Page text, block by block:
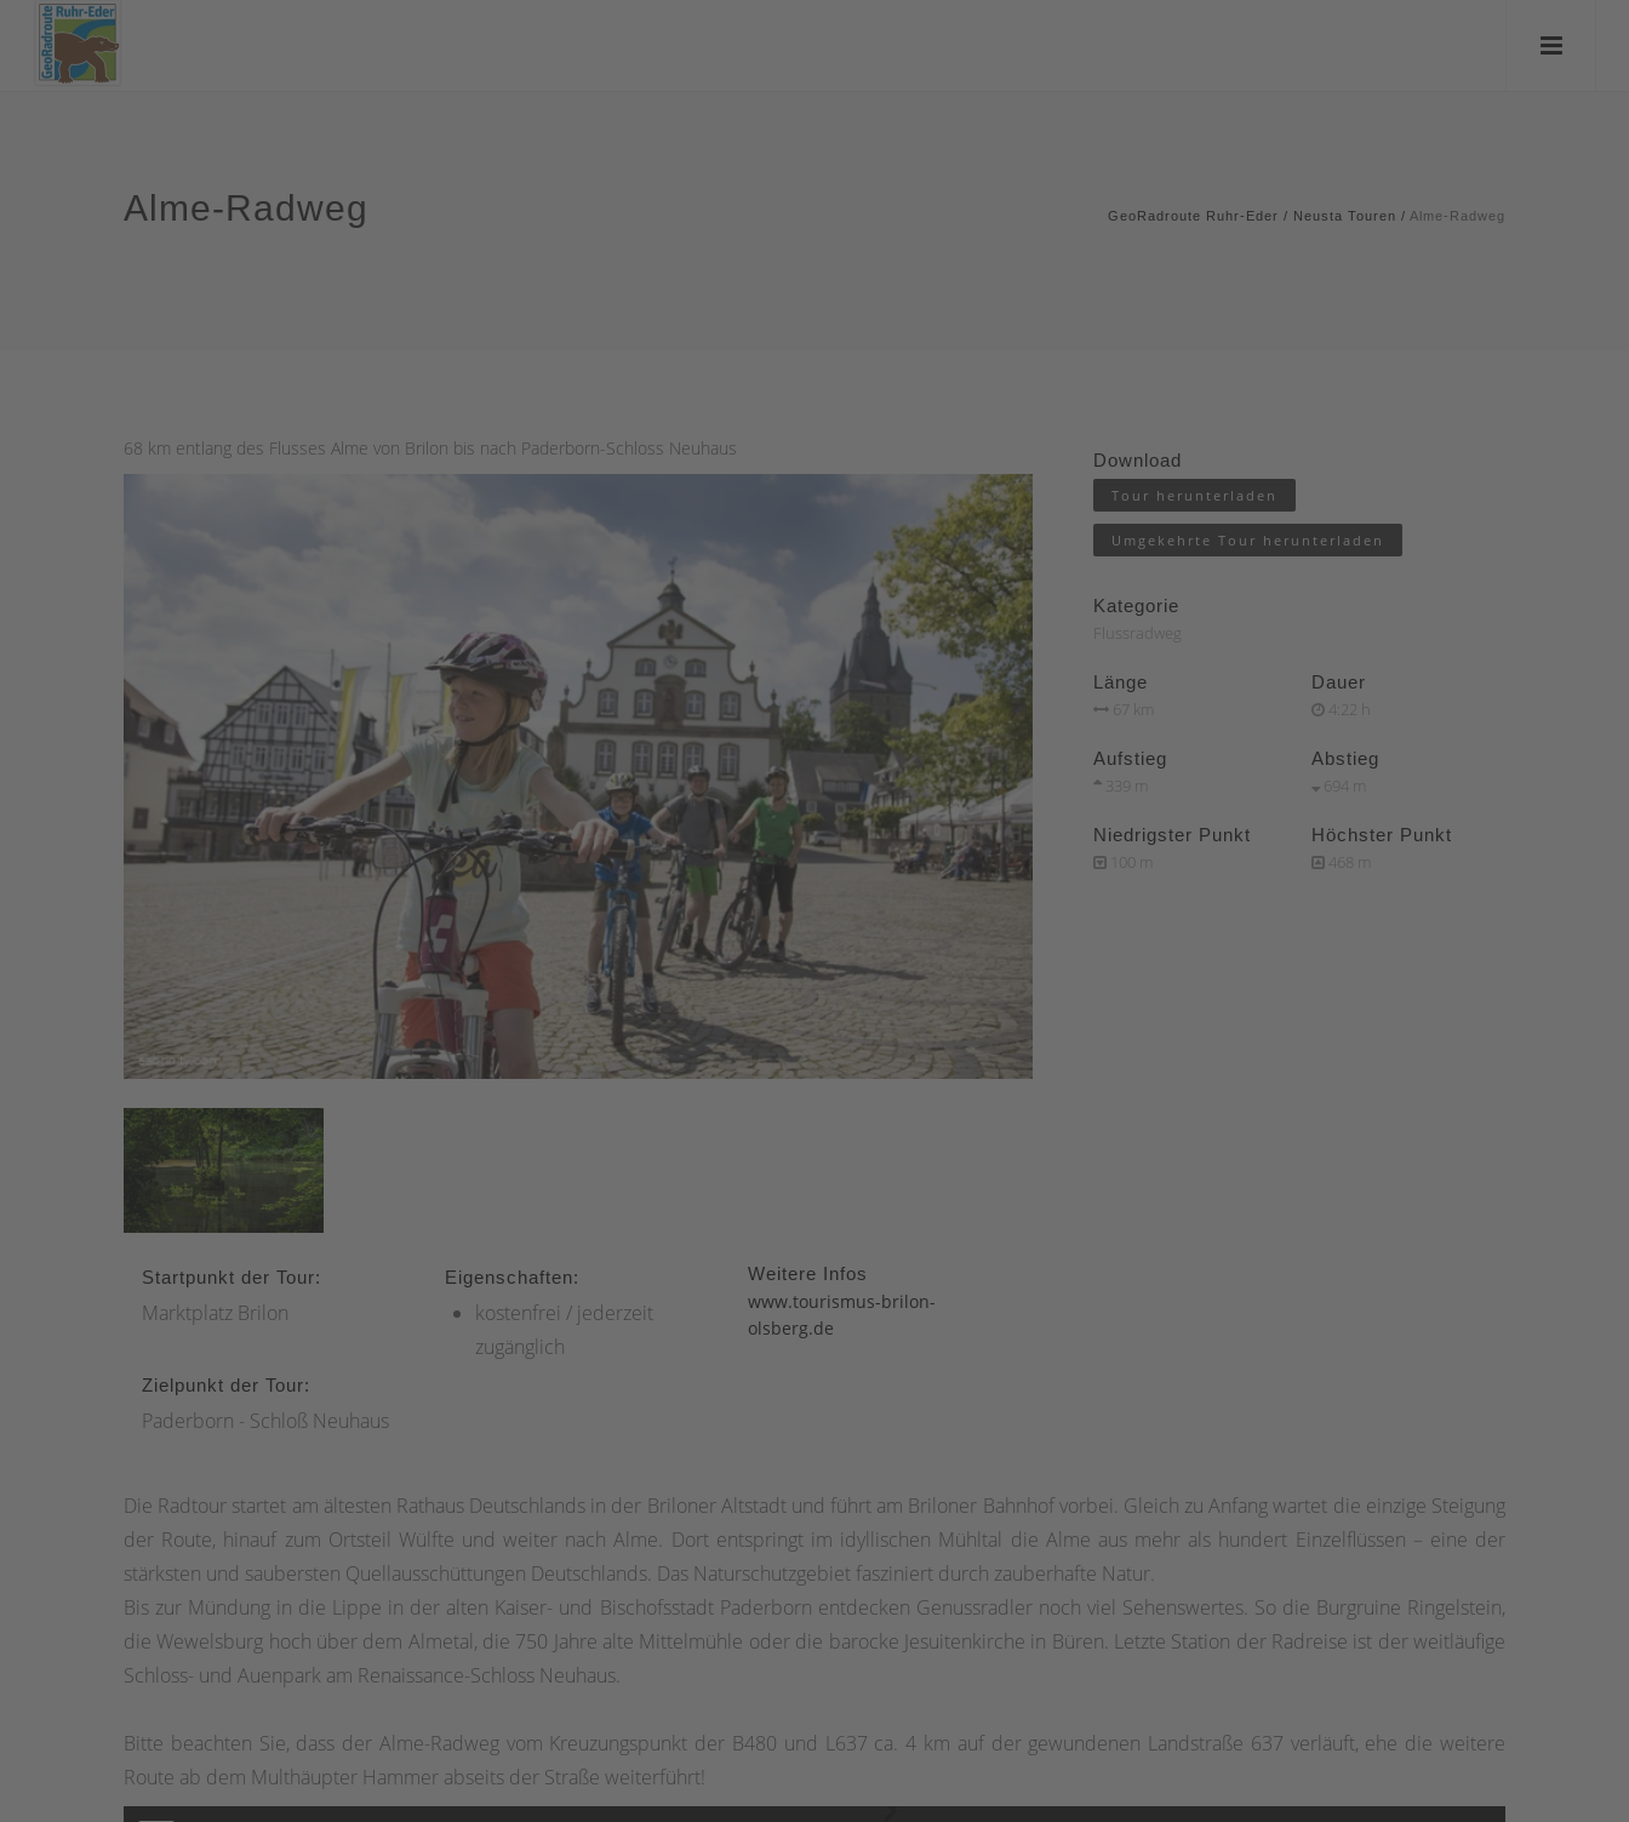
Alme-Radweg GeoRadroute Ruhr-Eder / Neusta Touren / Alme-Radweg
68 km entlang des Flusses Alme von Brilon bis nach Paderborn-Schloss Neuhaus
Startpunkt der Tour:
Marktplatz Brilon
Zielpunkt der Tour:
Paderborn - Schloß Neuhaus
Eigenschaften:
kostenfrei / jederzeit
zugänglich
Weitere Infos
www.tourismus-brilon-
olsberg.de
Download
Tour herunterladen
Umgekehrte Tour herunterladen
Kategorie
Flussradweg
Länge
67 km
Dauer
4:22 h
Aufstieg
339 m
Abstieg
694 m
Niedrigster Punkt
100 m
Höchster Punkt
468 m
Die Radtour startet am ältesten Rathaus Deutschlands in der Briloner Altstadt und führt am Briloner Bahnhof vorbei. Gleich zu Anfang wartet die einzige Steigung
der Route, hinauf zum Ortsteil Wülfte und weiter nach Alme. Dort entspringt im idyllischen Mühltal die Alme aus mehr als hundert Einzelflüssen – eine der
stärksten und saubersten Quellausschüttungen Deutschlands. Das Naturschutzgebiet fasziniert durch zauberhafte Natur.
Bis zur Mündung in die Lippe in der alten Kaiser- und Bischofsstadt Paderborn entdecken Genussradler noch viel Sehenswertes. So die Burgruine Ringelstein,
die Wewelsburg hoch über dem Almetal, die 750 Jahre alte Mittelmühle oder die barocke Jesuitenkirche in Büren. Letzte Station der Radreise ist der weitläufige
Schloss- und Auenpark am Renaissance-Schloss Neuhaus.
Bitte beachten Sie, dass der Alme-Radweg vom Kreuzungspunkt der B480 und L637 ca. 4 km auf der gewundenen Landstraße 637 verläuft, ehe die weitere
Route ab dem Multhäupter Hammer abseits der Straße weiterführt!